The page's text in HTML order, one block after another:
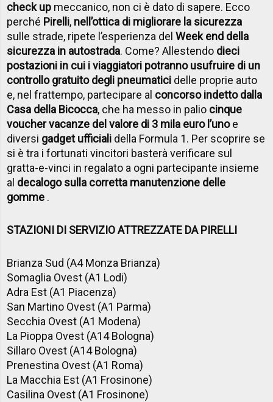
check up meccanico, non ci è dato di sapere. Ecco
perché Pirelli, nell’ottica di migliorare la sicurezza
sulle strade, ripete l’esperienza delWeek end della
sicurezza in autostrada. Come? Allestendo dieci
postazioni in cui i viaggiatori potranno usufruire di un
controllo gratuito degli pneumatici delle proprie auto
e, nel frattempo, partecipare al concorso indetto dalla
Casa della Bicocca, che ha messo in palio cinque
voucher vacanze del valore di 3 mila euro l’unoe
diversi gadget ufficiali della Formula 1. Per scoprire se
si è tra i fortunati vincitori basterà verificare sul
gratta-e-vinci in regalato a ogni partecipante insieme
al decalogo sulla corretta manutenzione delle
gomme .
STAZIONI DI SERVIZIO ATTREZZATE DA PIRELLI
Brianza Sud (A4 Monza Brianza)
Somaglia Ovest (A1 Lodi)
Adra Est (A1 Piacenza)
San Martino Ovest (A1 Parma)
Secchia Ovest (A1 Modena)
La Pioppa Ovest (A14 Bologna)
Sillaro Ovest (A14 Bologna)
Prenestina Ovest (A1 Roma)
La Macchia Est (A1 Frosinone)
Casilina Ovest (A1 Frosinone)